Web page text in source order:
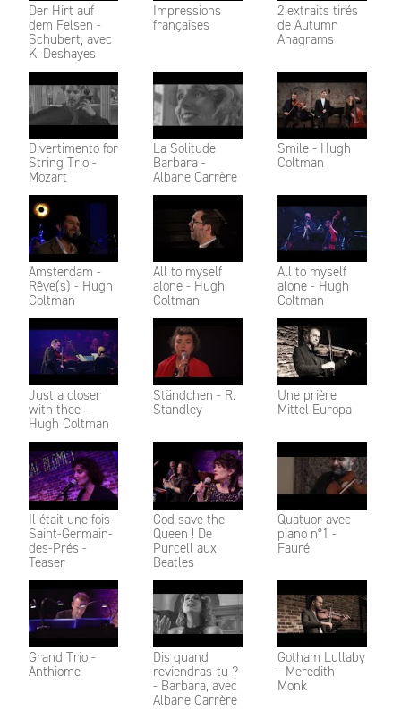
Der Hirt auf
dem Felsen -
Schubert, avec
K. Deshayes
Impressions
françaises
2 extraits tirés
de Autumn
Anagrams
Divertimento for
String Trio -
Mozart
La Solitude
Barbara -
Albane Carrère
Smile - Hugh
Coltman
Amsterdam -
Rêve(s) - Hugh
Coltman
All to myself
alone - Hugh
Coltman
All to myself
alone - Hugh
Coltman
Just a closer
with thee -
Hugh Coltman
Ständchen - R.
Standley
Une prière
Mittel Europa
Il était une fois
Saint-Germain-
des-Prés -
Teaser
God save the
Queen ! De
Purcell aux
Beatles
Quatuor avec
piano n°1 -
Fauré
Grand Trio -
Anthiome
Dis quand
reviendras-tu ?
- Barbara, avec
Albane Carrère
Gotham Lullaby
- Meredith
Monk